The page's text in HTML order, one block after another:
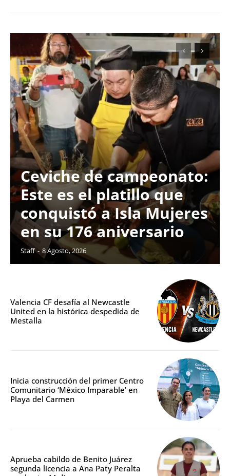
Ceviche de campeonato:
Este es el platillo que
conquistó a Isla Mujeres
en su 176 aniversario
Staff - 8 Agosto, 2026
Valencia CF desafía al Newcastle
United en la histórica despedida de
Mestalla
Inicia construcción del primer Centro
Comunitario ‘México Imparable’ en
Playa del Carmen
Aprueba cabildo de Benito Juárez
segunda licencia a Ana Paty Peralta